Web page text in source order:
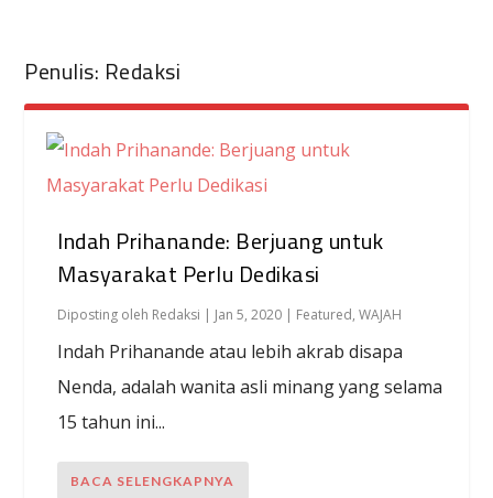
Penulis: Redaksi
Indah Prihanande: Berjuang untuk
Masyarakat Perlu Dedikasi
Diposting oleh Redaksi | Jan 5, 2020 | Featured,WAJAH
Indah Prihanande atau lebih akrab disapa
Nenda, adalah wanita asli minang yang selama
15 tahun ini...
BACA SELENGKAPNYA